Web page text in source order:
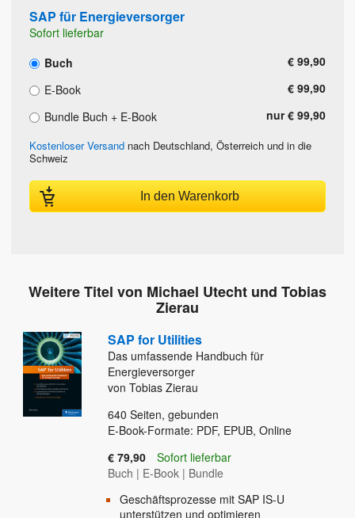
SAP für Energieversorger
Sofort lieferbar
Buch
€ 99,90
E-Book
€ 99,90
Bundle Buch + E-Book
nur € 99,90
Kostenloser Versand nach Deutschland, Österreich und in die
Schweiz
In den Warenkorb
Weitere Titel von Michael Utecht und Tobias
Zierau
SAP for Utilities
Das umfassende Handbuch für
Energieversorger
von Tobias Zierau
640 Seiten, gebunden
E-Book-Formate: PDF, EPUB, Online
€ 79,90
Sofort lieferbar
Buch | E-Book | Bundle
Geschäftsprozesse mit SAP IS-U
unterstützen und optimieren